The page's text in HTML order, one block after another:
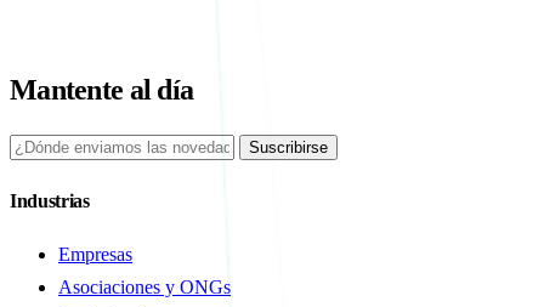
Mantente al día
Suscribirse
Industrias
Empresas
Asociaciones y ONGs